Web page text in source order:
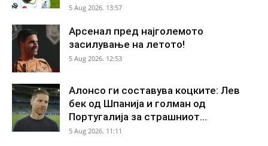
5 Aug 2026. 13:57
Арсенал пред најголемото
засилување на летото!
5 Aug 2026. 12:53
Алонсо ги составува коцките: Лев
бек од Шпанија и голман од
Португалија за страшниот...
5 Aug 2026. 11:11